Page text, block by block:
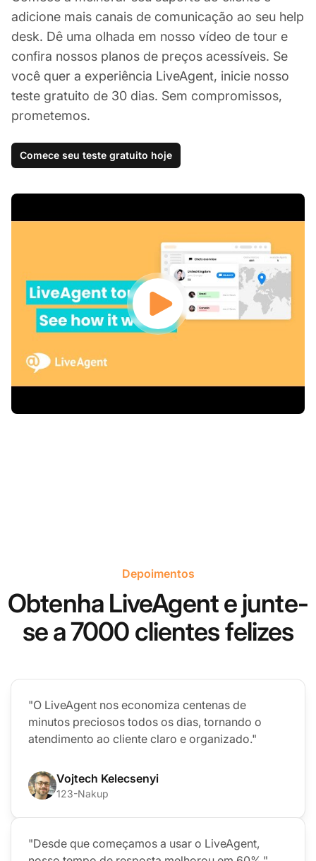
adicione mais canais de comunicação ao seu help
desk. Dê uma olhada em nosso vídeo de tour e
confira nossos planos de preços acessíveis. Se
você quer a experiência LiveAgent, inicie nosso
teste gratuito de 30 dias. Sem compromissos,
prometemos.
Comece seu teste gratuito hoje
Depoimentos
Obtenha LiveAgent e junte-
se a 7000 clientes felizes
"O LiveAgent nos economiza centenas de
minutos preciosos todos os dias, tornando o
atendimento ao cliente claro e organizado."
Vojtech Kelecsenyi
123-Nakup
"Desde que começamos a usar o LiveAgent,